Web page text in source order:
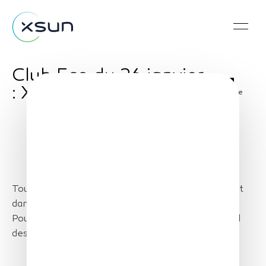
Club Eco du 26 janvier
: XSun
Share
Toutes les infos éco dans votre département, c’est
dans votre chronique « Le Club Eco » avec David
Pouilloux, journaliste, chef d’édition pour le Journal
des Entreprises.